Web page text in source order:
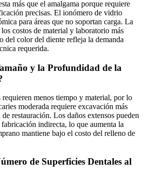
más que el amalgama porque requiere
precisas. El ionómero de vidrio
para áreas que no soportan carga. La
costos de material y laboratorio más
del color del diente refleja la demanda
requerida.
y la Profundidad de la
requieren menos tiempo y material, por lo
moderada requiere excavación más
restauración. Los daños extensos pueden
indirecta, lo que aumenta la
mantiene bajo el costo del relleno de
de Superficies Dentales al